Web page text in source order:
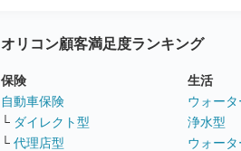
オリコン顧客満足度ランキング
保険
自動車保険
└ ダイレクト型
└ 代理店型
生活
ウォー
浄水型
ウォー